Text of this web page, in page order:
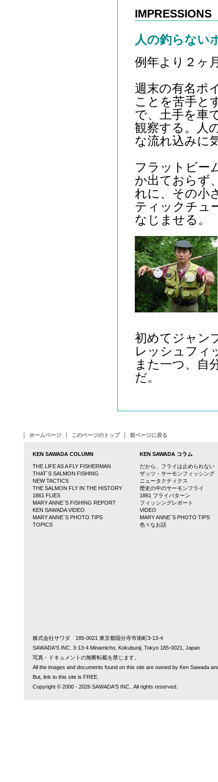
IMPRESSIONS
人の釣らない
例年より２ヶ
週末の有名ポ
ことを苦手と
で、土手を車
観察する。人
な流れ込みに
フラットビー
か出ておらず
れに、その小
ティックチュ
なじませる。
初めてジャン
レッシュフィ
また一つ、自
だ。
ホームページ このページのトップ 前ページに戻る
KEN SAWADA COLUMN
THE LIFE AS A FLY FISHERMAN
THAT`S SALMON FISHING
NEW TACTICS
THE SALMON FLY IN THE HISTORY
1861 FLIES
MARY ANNE`S FISHING REPORT
KEN SAWADA VIDEO
MARY ANNE`S PHOTO TIPS
TOPICS
KEN SAWADA コラム
だから、フライは止められない
ザッツ・サーモンフィッシング
ニュータクティクス
歴史の中のサーモンフライ
1861 フライパターン
フィッシングレポート
VIDEO
MARY ANNE`S PHOTO TIPS
色々なお話
株式会社サワダ 185-0021 東京都国分寺市南町3-13-4
SAWADA'S INC. 3-13-4 Minamicho, Kokubunji, Tokyo 185-0021, Japan
写真・ドキュメントの無断転載を禁じます。
All the images and documents found on this site are owned by Ken Sawada
But, link to this site is FREE.
Copyright © 2000 - 2026 SAWADA'S INC.. All rights reserved.